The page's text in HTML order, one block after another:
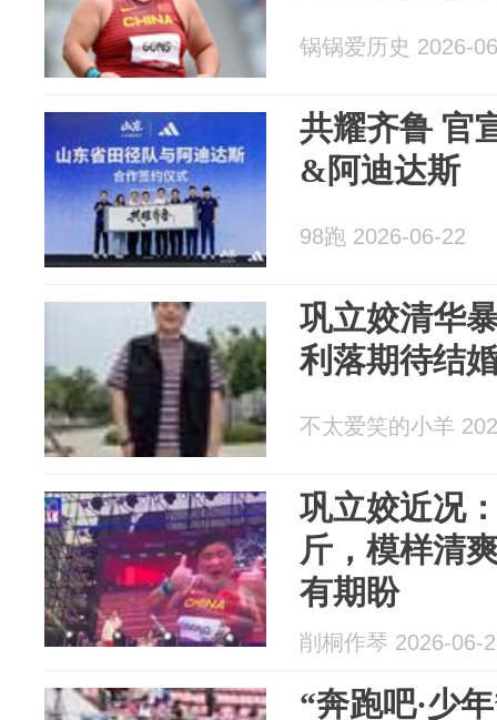
锅锅爱历史 2026-
共耀齐鲁 官
&阿迪达斯
98跑 2026-06-22
巩立姣清华
利落期待结
不太爱笑的小羊
巩立姣近况
斤，模样清
有期盼
削桐作琴 2026-06-
“奔跑吧·少